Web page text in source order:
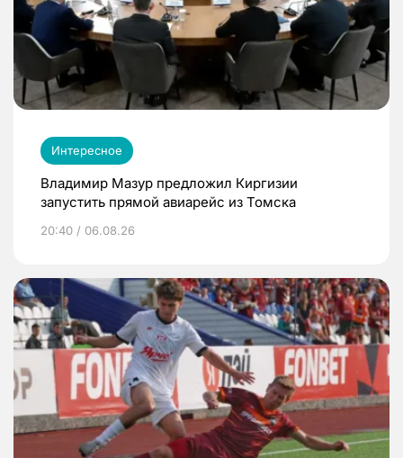
Интересное
Владимир Мазур предложил Киргизии
запустить прямой авиарейс из Томска
20:40 / 06.08.26